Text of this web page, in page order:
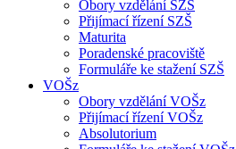
Obory vzdělání SZŠ
Přijímací řízení SZŠ
Maturita
Poradenské pracoviště
Formuláře ke stažení SZŠ
VOŠz
Obory vzdělání VOŠz
Přijímací řízení VOŠz
Absolutorium